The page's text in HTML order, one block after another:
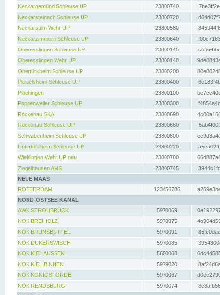
Neckargemünd Schleuse UP
23800740
Neckarsteinach Schleuse UP
23800720
Neckarsulm Wehr UP
23800580
Neckarzimmern Schleuse UP
23800640
Oberesslingen Schleuse UP
23800145
Oberesslingen Wehr UP
23800140
Obertürkheim Schleuse UP
23800200
Pleidelsheim Schleuse UP
23800400
Plochingen
23800100
Poppenweiler Schleuse UP
23800300
Rockenau SKA
23800690
Rockenau Schleuse UP
23800680
Schwabenheim Schleuse UP
23800800
Untertürkheim Schleuse UP
23800220
Wieblingen Wehr UP neu
23800780
Ziegelhausen AMS
23800745
NEUE MAAS
ROTTERDAM
123456786
NORD-OSTSEE-KANAL
AWK STROHBRÜCK
5970069
NOK BREIHOLZ
5970075
NOK BRUNSBÜTTEL
5970091
NOK DÜKERSWISCH
5970085
NOK KIEL AUSSEN
5650068
NOK KIEL BINNEN
5979020
NOK KÖNIGSFÖRDE
5970067
NOK RENDSBURG
5970074